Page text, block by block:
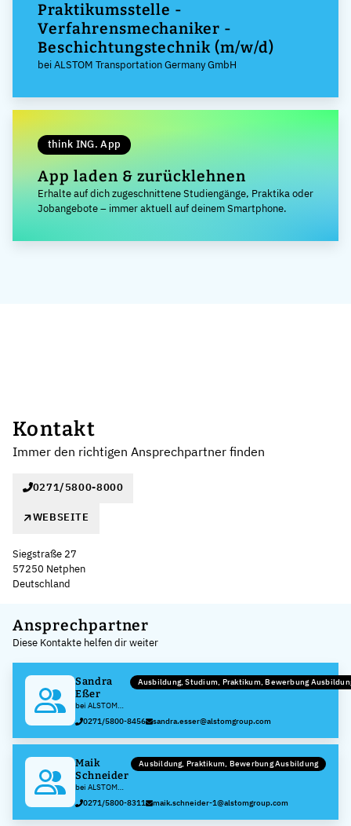
Praktikumsstelle -
Verfahrensmechaniker -
Beschichtungstechnik (m/w/d)
bei ALSTOM Transportation Germany GmbH
think ING. App
App laden & zurücklehnen
Erhalte auf dich zugeschnittene Studiengänge, Praktika oder
Jobangebote – immer aktuell auf deinem Smartphone.
Kontakt
Immer den richtigen Ansprechpartner finden
0271/5800-8000
WEBSEITE
Siegstraße 27
57250 Netphen
Deutschland
+
−
Ansprechpartner
Diese Kontakte helfen dir weiter
Sandra
Eßer
bei ALSTOM
Transportation
Germany
GmbH
Ausbildung, Studium, Praktikum, Bewerbung
0271/5800-8456 sandra.esser@alstomgroup.com
Maik
Schneider
bei ALSTOM
Transportation
Germany
GmbH
Ausbildung, Praktikum, Bewerbung Ausbildung
0271/5800-8311 maik.schneider-1@alstomgroup.com